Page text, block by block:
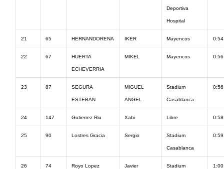
Deportiva
Hospital
21 65 HERNANDORENA IKER Mayencos
22 67 HUERTA
ECHEVERRIA
MIKEL Mayencos
23 87 SEGURA
ESTEBAN
MIGUEL
ANGEL
Stadium
Casablanca
24 147 Gutierrez Riu Xabi Libre
25 90 Lostres Gracia Sergio Stadium
Casablanca
26 74 Royo Lopez Javier Stadium